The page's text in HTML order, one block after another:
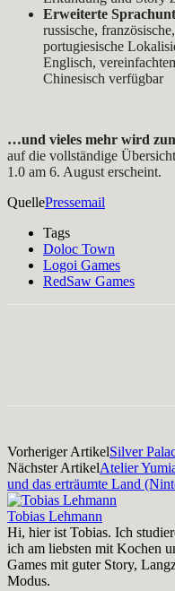
Erweiterte
russische,
portugiesische
Englisch,
Chinesisch verfügbar
…und vieles mehr wird
auf die vollständige
1.0 am 6. August erscheint.
QuellePressemail
Tags
Doloc Town
Logoi Games
RedSaw Games
Vorheriger ArtikelSilver
Nächster ArtikelAtelier
und das erträumte Land
Tobias Lehmann
Hi, hier ist Tobias. Ich
ich am liebsten mit Kochen
Games mit guter Story,
Modus.